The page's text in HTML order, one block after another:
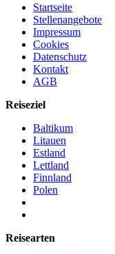
Startseite
Stellenangebote
Impressum
Cookies
Datenschutz
Kontakt
AGB
Reiseziel
Baltikum
Litauen
Estland
Lettland
Finnland
Polen
Reisearten